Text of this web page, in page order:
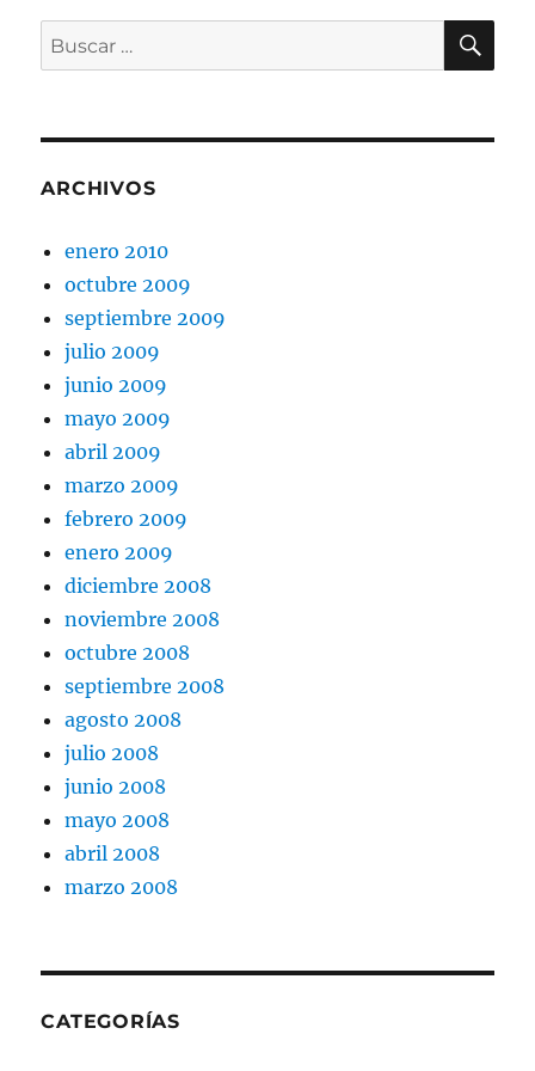
Buscar
por:
ARCHIVOS
enero 2010
octubre 2009
septiembre 2009
julio 2009
junio 2009
mayo 2009
abril 2009
marzo 2009
febrero 2009
enero 2009
diciembre 2008
noviembre 2008
octubre 2008
septiembre 2008
agosto 2008
julio 2008
junio 2008
mayo 2008
abril 2008
marzo 2008
CATEGORÍAS